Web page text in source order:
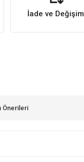
İade ve Değişim
Önerileri